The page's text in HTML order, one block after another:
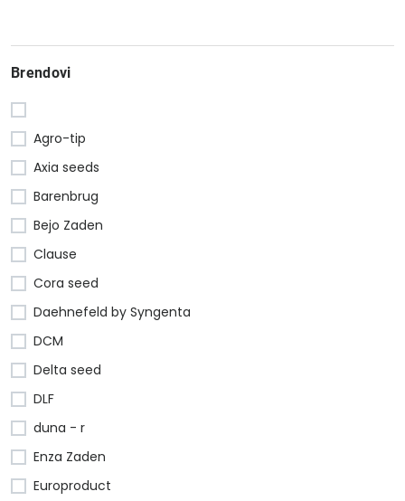
Brendovi
Agro-tip
Axia seeds
Barenbrug
Bejo Zaden
Clause
Cora seed
Daehnefeld by Syngenta
DCM
Delta seed
DLF
duna - r
Enza Zaden
Europroduct